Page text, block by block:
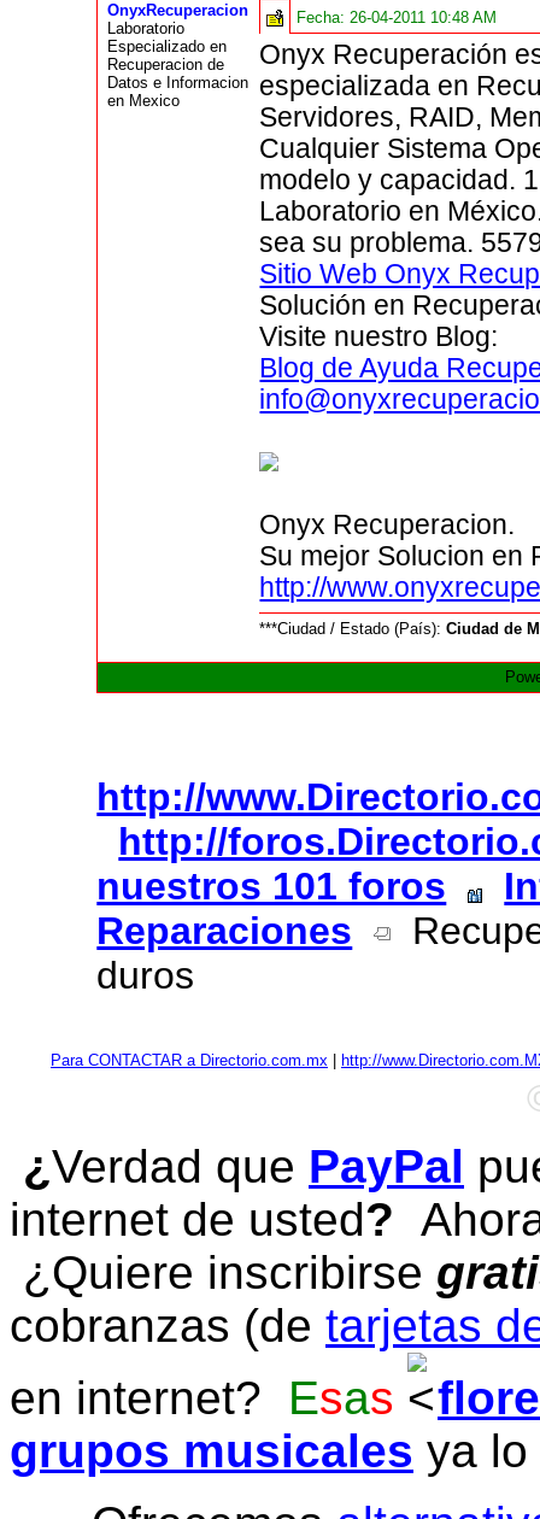
OnyxRecuperacion
Laboratorio
Especializado en
Recuperacion de
Datos e Informacion
en Mexico
Fecha:26-04-2011 10:48 AM
Onyx Recuperación
especializada en
Servidores, RAID,
Cualquier Sistema
modelo y capacidad.
Laboratorio en
sea su problema.
Sitio Web Onyx
Solución en
Visite nuestro Blog:
Blog de Ayuda
Onyx Recuperacion.
Su mejor Solucion en
http://
***Ciudad / Estado (País):Ciudad de
http://
http://
nuestros 101 foros
Reparaciones
duros
Para CONTACTAR a Directorio.com.mx http://
¿Verdad que PayPal
internet de usted?
¿Quiere inscribirse
cobranzas (de tarjetas
en internet? Esas
grupos musicales ya